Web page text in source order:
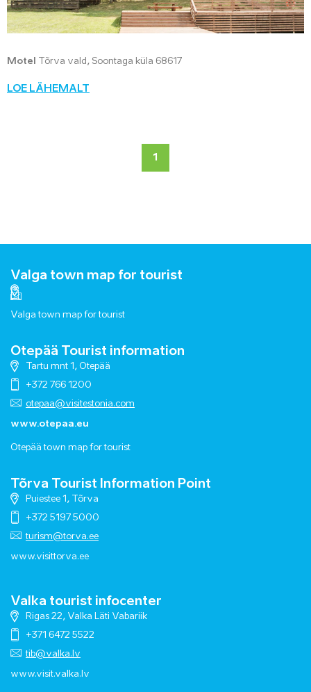
Motel Tõrva vald, Soontaga küla 68617
LOE LÄHEMALT
1
Valga town map for tourist
Valga town map for tourist
Otepää Tourist information
Tartu mnt 1, Otepää
+372 766 1200
otepaa@visitestonia.com
www.otepaa.eu
Otepää town map for tourist
Tõrva Tourist Information Point
Puiestee 1, Tõrva
+372 5197 5000
turism@torva.ee
www.visittorva.ee
Valka tourist infocenter
Rigas 22, Valka Läti Vabariik
+371 6472 5522
tib@valka.lv
www.visit.valka.lv